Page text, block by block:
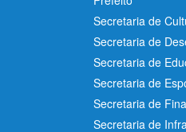
Secretaria de
Secretaria de
Secretaria de
Secretaria de
Secretaria de
Secretaria de